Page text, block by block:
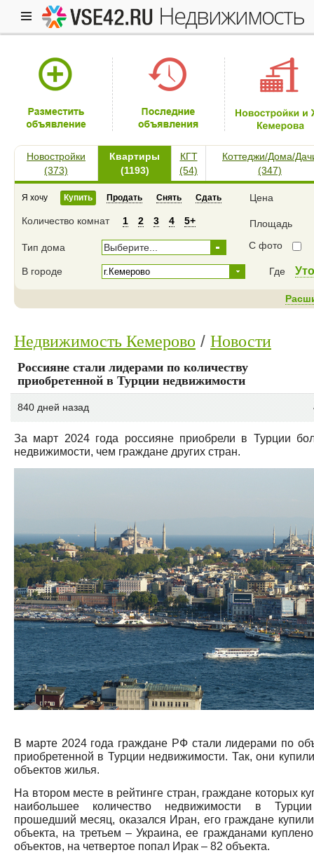
недвижимость
Новостройки
(373)
Квартиры
(1193)
КГТ
(54)
Коттеджи/Дома/
(347)
Я хочу Купить Продать Снять Сдать Цена
Количество комнат 1 2 3 4 5+ Площадь
Тип дома Выберите... С фото
В городе Где
Недвижимость Кемерово Новости
Россияне стали лидерами по количеству
приобретенной в Турции недвижимости
840 дней назад
За март 2024 года россияне приобрели в Турции
недвижимости, чем граждане других стран.
В марте 2024 года граждане РФ стали лидерами по
приобретенной в Турции недвижимости. Так, они
объектов жилья.
На втором месте в рейтинге стран, граждане которых
наибольшее количество недвижимости в
прошедший месяц, оказался Иран, его граждане
объекта, на третьем – Украина, ее гражданами
объектов, на четвертое попал Ирак – 82 объекта.